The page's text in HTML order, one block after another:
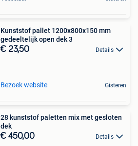
Kunststof pallet 1200x800x150 mm
gedeeltelijk open dek 3
€ 23,50 Details
Bezoek website Gisteren
28 kunststof paletten mix met gesloten
dek
€ 450,00 Details